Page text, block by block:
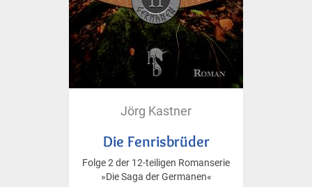
Jörg Kastner
Die Fenrisbrüder
Folge 2 der 12-teiligen Romanserie
»Die Saga der Germanen«